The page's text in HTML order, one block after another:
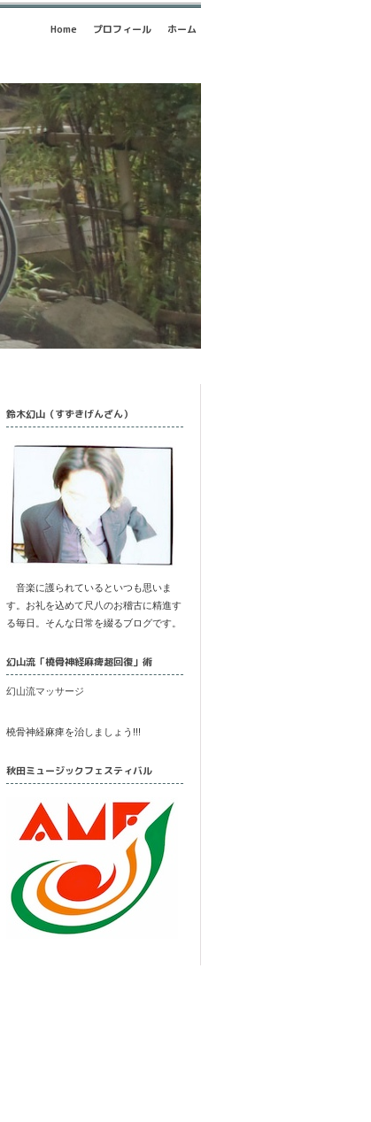
Home プロフィール ホーム
鈴木幻山（すずきげんざん）
音楽に護られているといつも思いま
す。お礼を込めて尺八のお稽古に精進す
る毎日。そんな日常を綴るブログです。
幻山流「橈骨神経麻痺超回復」術
幻山流マッサージ
橈骨神経麻痺を治しましょう!!!
秋田ミュージックフェスティバル